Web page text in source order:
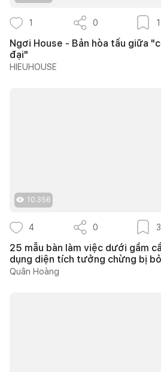
1 0 1
Ngơi House - Bản hòa tấu giữa
đại"
HIEUHOUSE
10.356
4 0 3
25 mẫu bàn làm việc dưới gầm
dụng diện tích tưởng chừng bị
Quân Hoàng